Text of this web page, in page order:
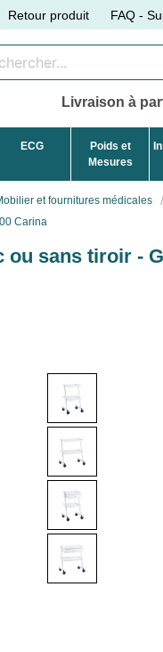
Retour produit FAQ -
Livraison à
ECG
Poids et
Mesures
et fournitures médicales
Carina
sans tiroir -